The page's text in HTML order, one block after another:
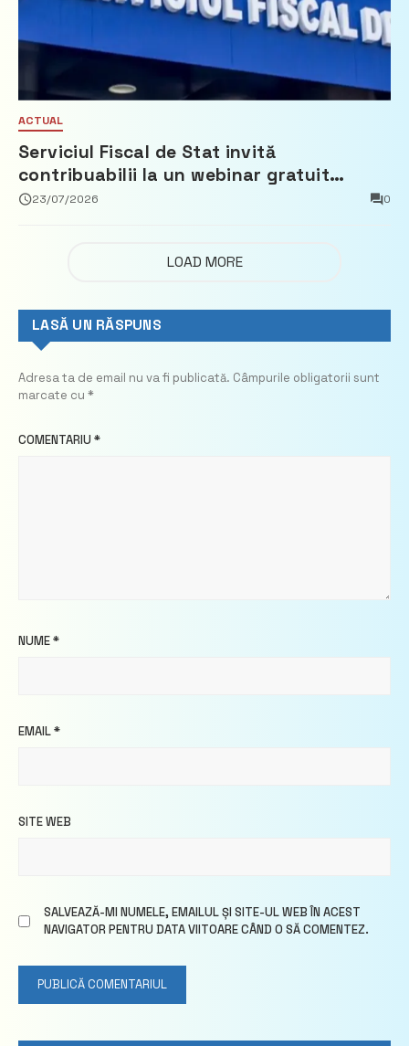
ACTUAL
Serviciul Fiscal de Stat invită
contribuabilii la un webinar gratuit
privind calculul impozitului pe bunurile
23/07/2026 0
LOAD MORE
LASĂ UN RĂSPUNS
Adresa ta de email nu va fi publicată. Câmpurile obligatorii sunt
marcate cu *
COMENTARIU *
NUME*
EMAIL*
SITE WEB
SALVEAZĂ-MI NUMELE, EMAILUL ȘI SITE-UL WEB ÎN ACEST
NAVIGATOR PENTRU DATA VIITOARE CÂND O SĂ COMENTEZ.